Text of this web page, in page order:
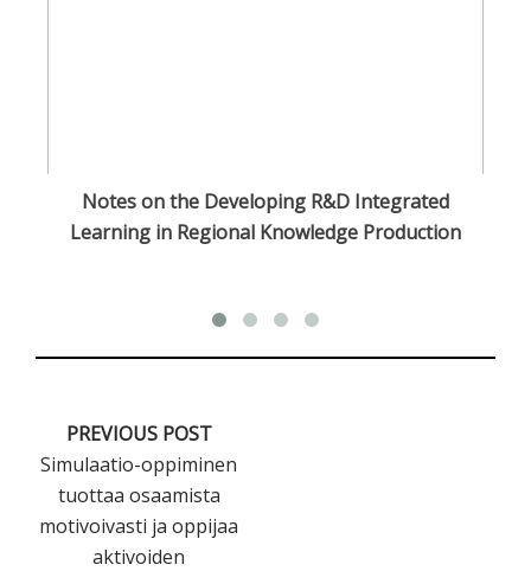
Notes on the Developing R&D Integrated
Learning in Regional Knowledge Production
PREVIOUS POST
Simulaatio-oppiminen
tuottaa osaamista
motivoivasti ja oppijaa
aktivoiden